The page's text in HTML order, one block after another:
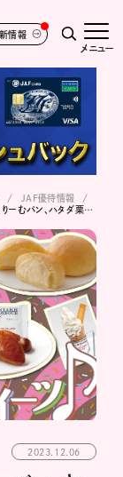
情報
メニュー
JAF優待情報
お土産にもGood! 横濱ハーバー、ヤスダヨーグルト、八天堂のくりーむパン、ハタダ栗タルト
2023.12.06